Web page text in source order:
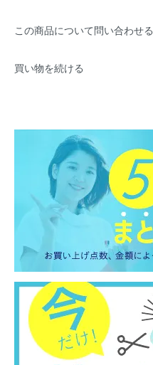
この商品について問い合わせる
買い物を続ける